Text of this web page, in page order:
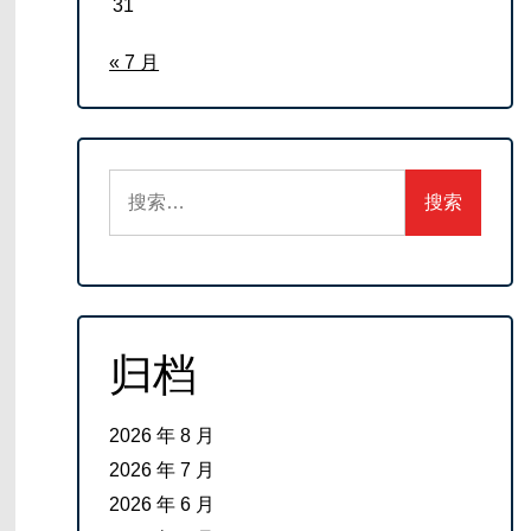
31
« 7 月
索：
归档
2026 年 8 月
2026 年 7 月
2026 年 6 月